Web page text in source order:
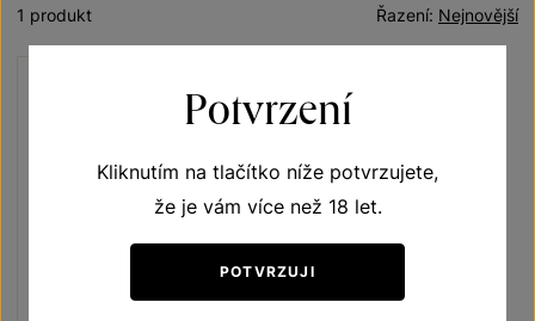
Nejnovější
Řazení:
1 produkt
Potvrzení
Kliknutím na tlačítko níže potvrzujete,
že je vám více než 18 let.
POTVRZUJI